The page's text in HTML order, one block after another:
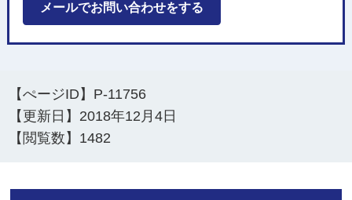
メールでお問い合わせをする
【ぺージID】 P-11756
【更新日】 2018年12月4日
【閲覧数】 1482